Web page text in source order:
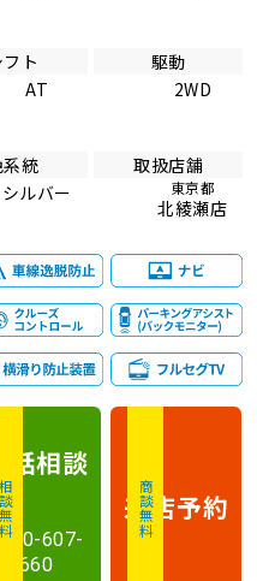
フト
AT
駆動
2WD
系統
シルバー
取扱店舗
東京都
北綾瀬店
相談無料
話相談
0120-607-
660
商談無料
来店予約